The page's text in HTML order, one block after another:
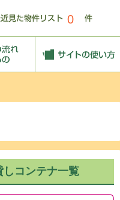
0
コンテナ一覧